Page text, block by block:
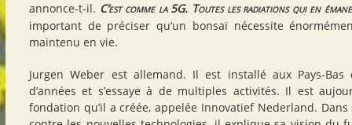
annonce-t-il. C’est comme la 5G. Toutes les radiations qui en
important de préciser qu’un bonsaï nécessite
maintenu en vie.
Jurgen Weber est allemand. Il est installé aux Pays-
d’années et s’essaye à de multiples activités. Il est
fondation qu’il a créée, appelée Innovatief Nederland.